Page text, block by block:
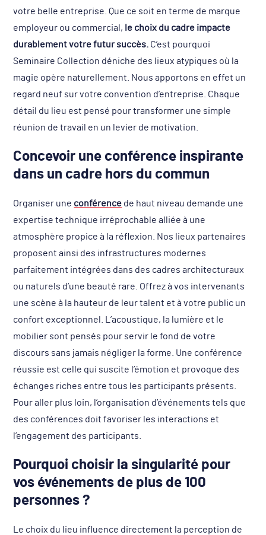
votre belle entreprise. Que ce soit en terme de marque
employeur ou commercial, le choix du cadre impacte
durablement votre futur succès. C’est pourquoi
Seminaire Collection déniche des lieux atypiques où la
magie opère naturellement. Nous apportons en effet un
regard neuf sur votre convention d’entreprise. Chaque
détail du lieu est pensé pour transformer une simple
réunion de travail en un levier de motivation.
Concevoir une conférence inspirante
dans un cadre hors du commun
Organiser une conférence de haut niveau demande une
expertise technique irréprochable alliée à une
atmosphère propice à la réflexion. Nos lieux partenaires
proposent ainsi des infrastructures modernes
parfaitement intégrées dans des cadres architecturaux
ou naturels d’une beauté rare. Offrez à vos intervenants
une scène à la hauteur de leur talent et à votre public un
confort exceptionnel. L’acoustique, la lumière et le
mobilier sont pensés pour servir le fond de votre
discours sans jamais négliger la forme. Une conférence
réussie est celle qui suscite l’émotion et provoque des
échanges riches entre tous les participants présents.
Pour aller plus loin, l’organisation d’événements tels que
des conférences doit favoriser les interactions et
l’engagement des participants.
Pourquoi choisir la singularité pour
vos événements de plus de 100
personnes ?
Le choix du lieu influence directement la perception de